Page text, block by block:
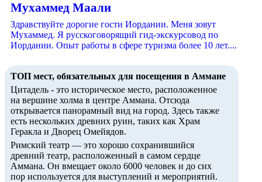
ТОП мест, обязательных для посещения в Аммане
Цитадель - это историческое место, расположенное
на вершине холма в центре Аммана. Отсюда
открывается панорамный вид на город. Здесь также
есть нескольких древних руин, таких как Храм
Геракла и Дворец Омейядов.
Римский театр — это хорошо сохранившийся
древний театр, расположенный в самом сердце
Аммана. Он вмещает около 6000 человек и до сих
пор используется для выступлений и мероприятий.
Мухаммед Маали
Здравствуйте дорогие гости Иордании. Меня зовут
Мухаммед. Я русскоговорящий гид-экскурсовод по
Иордании. Опыт работы в сфере туризма более 10 лет....